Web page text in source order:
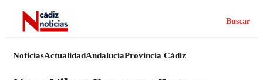
Buscar
NoticiasActualidadAndalucíaProvincia Cádiz